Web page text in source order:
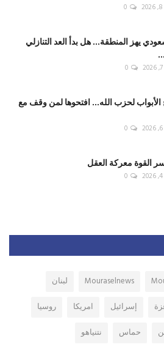
0
يهز المنطقة... هل بدأ العد التنازلي
0
الأبواب لحزب الله... افتحوها لمن وقف مع
0
القوة معركة العقل
0
Mouraselnews
لبنان
إسرائيل امريكا
روسيا
حماس نتنياهو